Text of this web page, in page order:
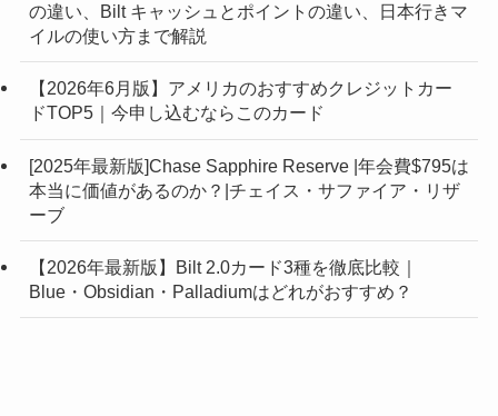
の違い、Bilt キャッシュとポイントの違い、日本行きマ
イルの使い方まで解説
【2026年6月版】アメリカのおすすめクレジットカー
ドTOP5｜今申し込むならこのカード
[2025年最新版]Chase Sapphire Reserve |年会費$795は
本当に価値があるのか？|チェイス・サファイア・リザ
ーブ
【2026年最新版】Bilt 2.0カード3種を徹底比較｜
Blue・Obsidian・Palladiumはどれがおすすめ？